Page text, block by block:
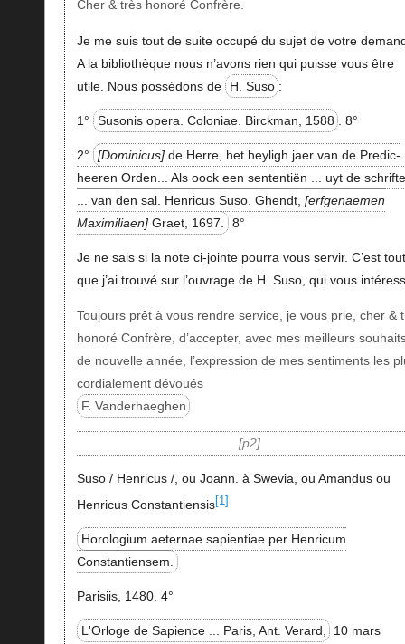
Cher & très honoré Confrère.
Je me suis tout de suite occupé du sujet de votre
A la bibliothèque nous n’avons rien qui puisse vous être
utile. Nous possédons de
H. Suso :
1° Susonis opera. Coloniae. Birckman, 1588 . 8°
2° Dominicus de Herre, het heyligh jaer van de Predic-
heeren Orden... Als oock een sententiën ... uyt de
... van den sal. Henricus Suso. Ghendt,
erfgenaemen
Maximiliaen Graet, 1697. 8°
Je ne sais si la note ci-jointe pourra vous servir. C’est
que j’ai trouvé sur l’ouvrage de H. Suso, qui vous
Toujours prêt à vous rendre service, je vous prie, cher &
honoré Confrère, d’accepter, avec mes meilleurs
de nouvelle année, l’expression de mes sentiments les
cordialement dévoués
F. Vanderhaeghen
p2
Suso / Henricus /, ou Joann. à Swevia, ou Amandus ou
Henricus Constantiensis[1]
Horologium aeternae sapientiae per Henricum
Constantiensem.
Parisiis, 1480. 4°
L'Orloge de Sapience ... Paris, Ant. Verard, 10 mars